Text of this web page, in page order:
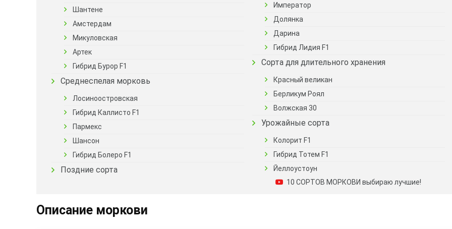
Шантене
Амстердам
Микуловская
Артек
Гибрид Бурор F1
Среднеспелая морковь
Лосиноостровская
Гибрид Каллисто F1
Пармекс
Шансон
Гибрид Болеро F1
Поздние сорта
Император
Долянка
Дарина
Гибрид Лидия F1
Сорта для длительного хранения
Красный великан
Берликум Роял
Волжская 30
Урожайные сорта
Колорит F1
Гибрид Тотем F1
Йеллоустоун
10 СОРТОВ МОРКОВИ выбираю лучшие!
Описание моркови